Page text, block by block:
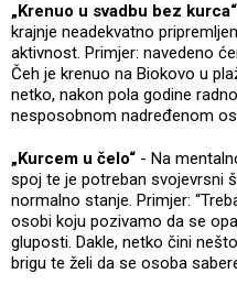
„Krenuo u svadbu bez kurca“
krajnje neadekvatno
aktivnost. Primjer: navedeno
Čeh je krenuo na Biokovo u
netko, nakon pola godine
nesposobnom nadređenom
„Kurcem u čelo“ - Na
spoj te je potreban svojevrsni
normalno stanje. Primjer:
osobi koju pozivamo da se
gluposti. Dakle, netko čini
brigu te želi da se osoba